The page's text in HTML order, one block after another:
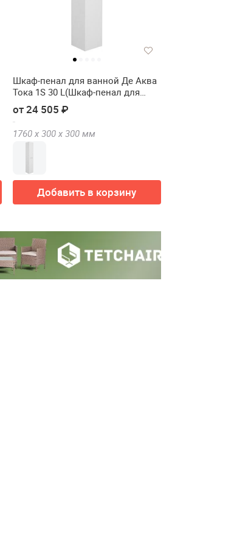
Шкаф-пенал для ванной Де Аква
Тока 1S 30 L(Шкаф-пенал для
ванной De Aqua Тока 1S 30 L)
от 24 505 ₽
1760 х 300 х 300 мм
Добавить в корзину